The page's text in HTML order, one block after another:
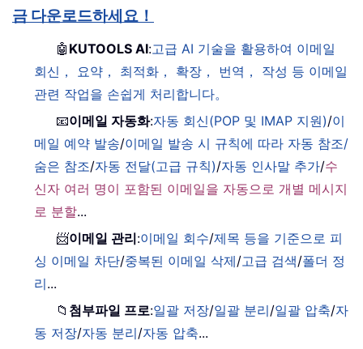
금 다운로드하세요！
🤖 KUTOOLS AI:고급 AI 기술을 활용하여 이메일
회신， 요약， 최적화， 확장， 번역， 작성 등 이메일
관련 작업을 손쉽게 처리합니다。
📧이메일 자동화:자동 회신(POP 및 IMAP 지원)/이
메일 예약 발송/이메일 발송 시 규칙에 따라 자동 참조/
숨은 참조/자동 전달(고급 규칙)/자동 인사말 추가/수
신자 여러 명이 포함된 이메일을 자동으로 개별 메시지
로 분할...
📨이메일 관리:이메일 회수/제목 등을 기준으로 피
싱 이메일 차단/중복된 이메일 삭제/고급 검색/폴더 정
리...
📁 첨부파일 프로:일괄 저장/일괄 분리/일괄 압축/자
동 저장/자동 분리/자동 압축...